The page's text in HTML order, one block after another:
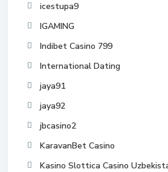
icestupa9
IGAMING
Indibet Casino 799
International Dating
jaya91
jaya92
jbcasino2
KaravanBet Casino
Kasino Slottica Casino